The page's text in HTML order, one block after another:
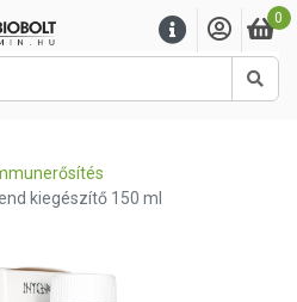
0
kiegészítő 150 ml